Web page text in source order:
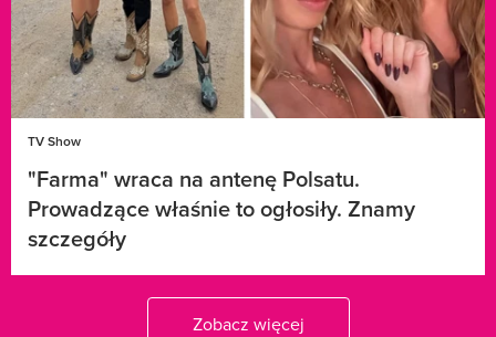
TV Show
"Farma" wraca na antenę Polsatu.
Prowadzące właśnie to ogłosiły. Znamy
szczegóły
Zobacz więcej